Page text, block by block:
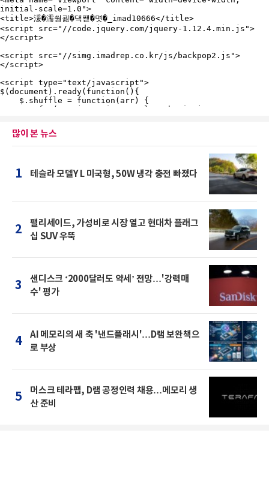
많이 본 뉴스
1 테슬라 모델Y L 미국형, 50W 냉각 충전 빠졌다
2
팰리세이드, 가성비로 시장 열고 현대차 플래그
십 SUV 우뚝
3
샌디스크 ‘2000달러도 약세’ 전망…'강력매
수' 평가
4
AI 메모리의 새 축 '낸드플래시'…D램 보완책으
로 부상
5
머스크 테라팹, D램 공정인력 채용…메모리 생
산 준비